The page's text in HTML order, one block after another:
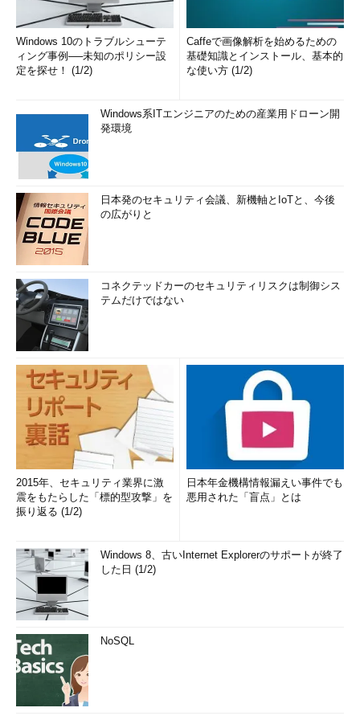
Windows 10のトラブルシューテ
ィング事例──未知のポリシー設
定を探せ！ (1/2)
Caffeで画像解析を始めるための
基礎知識とインストール、基本的
な使い方 (1/2)
Windows系ITエンジニアのための産業用ドローン開
発環境
日本発のセキュリティ会議、新機軸とIoTと、今後
の広がりと
コネクテッドカーのセキュリティリスクは制御シス
テムだけではない
2015年、セキュリティ業界に激
震をもたらした「標的型攻撃」を
振り返る (1/2)
日本年金機構情報漏えい事件でも
悪用された「盲点」とは
Windows 8、古いInternet Explorerのサポートが終了
した日 (1/2)
NoSQL